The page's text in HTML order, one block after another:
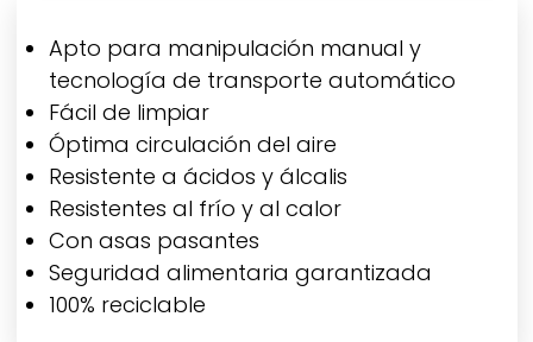
Apto para manipulación manual y
tecnología de transporte automático
Fácil de limpiar
Óptima circulación del aire
Resistente a ácidos y álcalis
Resistentes al frío y al calor
Con asas pasantes
Seguridad alimentaria garantizada
100% reciclable